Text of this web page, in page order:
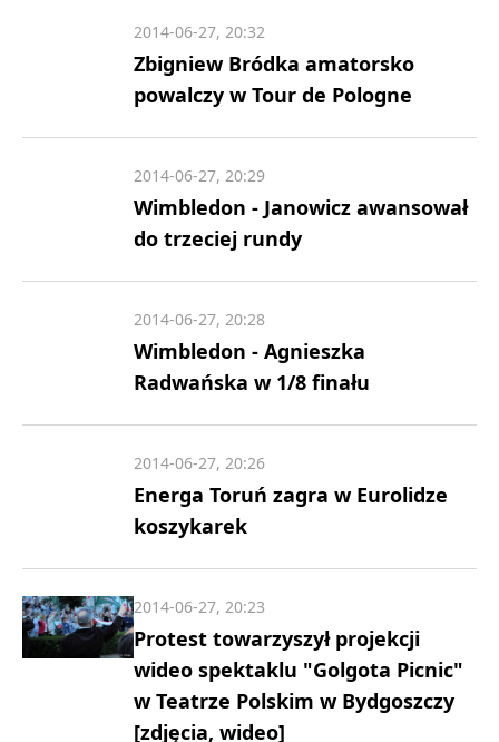
Zbigniew Bródka amatorsko
powalczy w Tour de Pologne
2014-06-27, 20:32
Wimbledon - Janowicz awansował
do trzeciej rundy
2014-06-27, 20:29
Wimbledon - Agnieszka
Radwańska w 1/8 finału
2014-06-27, 20:28
Energa Toruń zagra w Eurolidze
koszykarek
2014-06-27, 20:26
Protest towarzyszył projekcji
wideo spektaklu "Golgota Picnic"
w Teatrze Polskim w Bydgoszczy
[zdjęcia, wideo]
2014-06-27, 20:23